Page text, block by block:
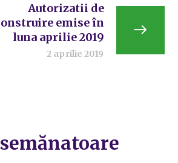
Autorizatii de
emise în
luna aprilie 2019
2 aprilie 2019